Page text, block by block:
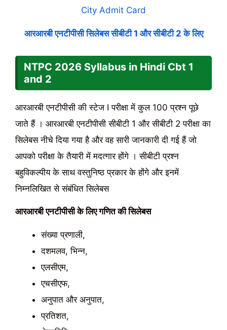
City Admit Card
आरआरबी एनटीपीसी सिलेबस सीबीटी 1 और सीबीटी 2 के लिए
NTPC 2026 Syllabus in Hindi Cbt 1
and 2
आरआरबी एनटीपीसी की स्टेज I परीक्षा में कुल 100 प्रश्न पूछे
जाते हैं । आरआरबी एनटीपीसी सीबीटी 1 और सीबीटी 2 परीक्षा का
सिलेबस नीचे दिया गया है और वह सारी जानकारी दी गई हैं जो
आपको परीक्षा के तैयारी में मदत्गार होंगे । सीबीटी प्रश्न
बहुविकल्पीय के साथ वस्तुनिष्ठ प्रकार के होंगे और इनमें
निम्नलिखित से संबंधित सिलेबस
आरआरबी एनटीपीसी के लिए गणित की सिलेबस
संख्या प्रणाली,
दशमलव, भिन्न,
एलसीएम,
एचसीएफ,
अनुपात और अनुपात,
प्रतिशत,